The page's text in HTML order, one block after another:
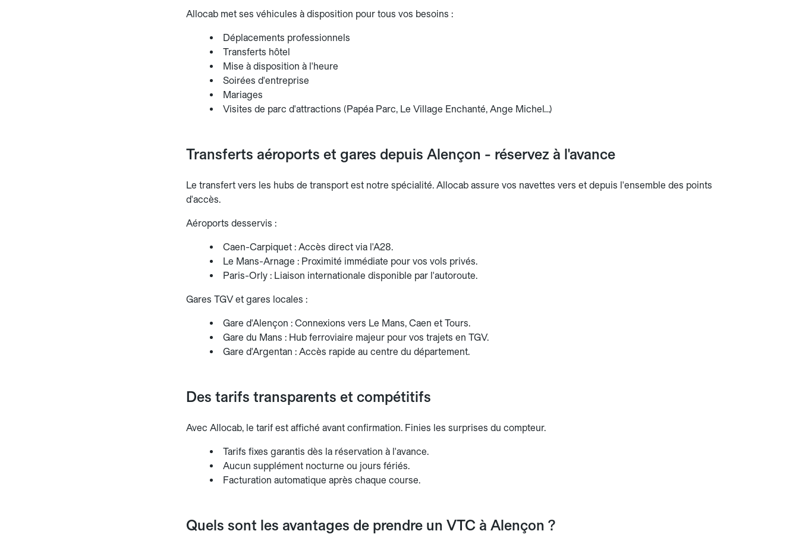
Allocab met ses véhicules à disposition pour tous vos besoins :
Déplacements professionnels
Transferts hôtel
Mise à disposition à l'heure
Soirées d'entreprise
Mariages
Visites de parc d'attractions (Papéa Parc, Le Village Enchanté, Ange Michel…)
Transferts aéroports et gares depuis Alençon - réservez à l'avance
Le transfert vers les hubs de transport est notre spécialité. Allocab assure vos navettes vers et depuis l'ensemble des points
d'accès.
Aéroports desservis :
Caen-Carpiquet : Accès direct via l'A28.
Le Mans-Arnage : Proximité immédiate pour vos vols privés.
Paris-Orly : Liaison internationale disponible par l'autoroute.
Gares TGV et gares locales :
Gare d'Alençon : Connexions vers Le Mans, Caen et Tours.
Gare du Mans : Hub ferroviaire majeur pour vos trajets en TGV.
Gare d'Argentan : Accès rapide au centre du département.
Des tarifs transparents et compétitifs
Avec Allocab, le tarif est affiché avant confirmation. Finies les surprises du compteur.
Tarifs fixes garantis dès la réservation à l'avance.
Aucun supplément nocturne ou jours fériés.
Facturation automatique après chaque course.
Quels sont les avantages de prendre un VTC à Alençon ?